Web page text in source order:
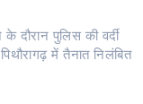
दौरान पुलिस की वर्दी
में तैनात निलंबित